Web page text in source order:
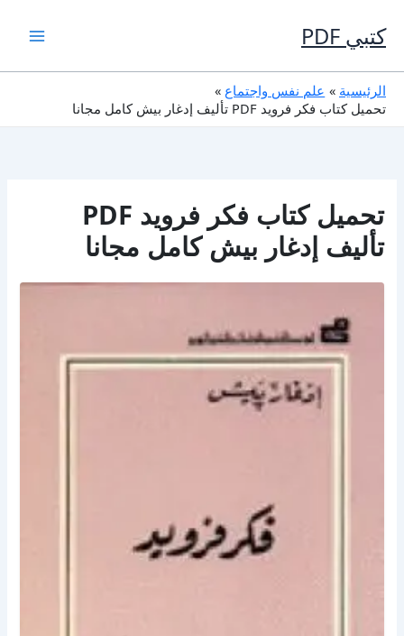
إلى
المحتوى
كتبي PDF
الرئيسية
علم نفس واجتماع
تحميل كتاب فكر فرويد PDF تأليف إدغار بيش كامل مجانا
تحميل كتاب فكر فرويد PDF
تأليف إدغار بيش كامل مجانا